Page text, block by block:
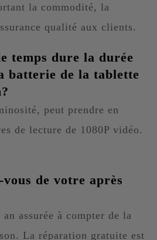
la commodité, la
qualité aux clients.
temps dure la durée
batterie de la tablette
peut prendre en
de lecture de 1080P vidéo.
de votre après
assurée à compter de la
La réparation gratuite est